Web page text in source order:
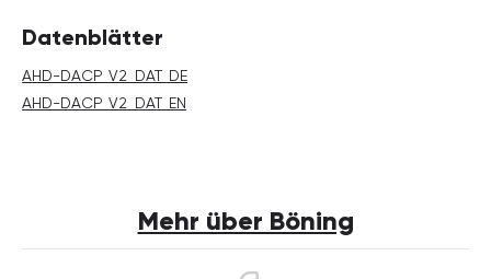
Datenblätter
AHD-DACP_V2_DAT_DE
AHD-DACP_V2_DAT_EN
Mehr über Böning